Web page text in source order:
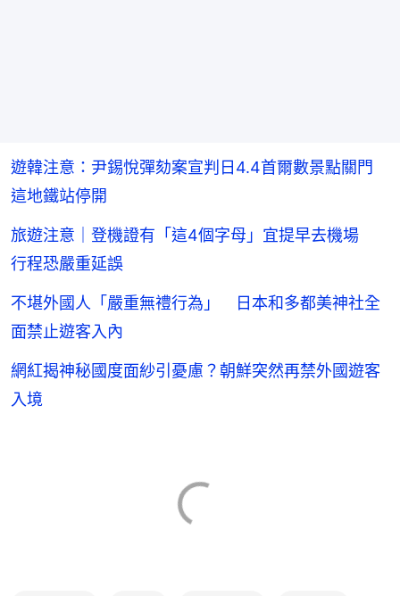
遊韓注意：尹錫悅彈劾案宣判日4.4首爾數景點關門
這地鐵站停開
旅遊注意｜登機證有「這4個字母」宜提早去機場
行程恐嚴重延誤
不堪外國人「嚴重無禮行為」 日本和多都美神社全
面禁止遊客入內
網紅揭神秘國度面紗引憂慮？朝鮮突然再禁外國遊客
入境